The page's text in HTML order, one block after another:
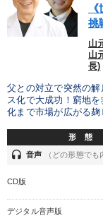
挑
山
山
長)
父との対立で突然の
ス化で大成功！窮地
化まで市場が広がる麹
形 態
headset 音声 （どの形態でも
CD版
デジタル音声版